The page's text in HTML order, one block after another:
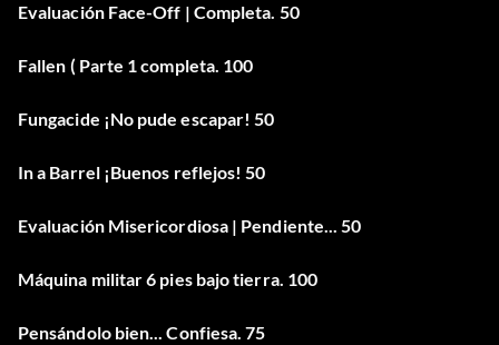
Evaluación Face-Off | Completa. 50
Fallen ( Parte 1 completa. 100
Fungacide ¡No pude escapar! 50
In a Barrel ¡Buenos reflejos! 50
Evaluación Misericordiosa | Pendiente... 50
Máquina militar 6 pies bajo tierra. 100
Pensándolo bien... Confiesa. 75